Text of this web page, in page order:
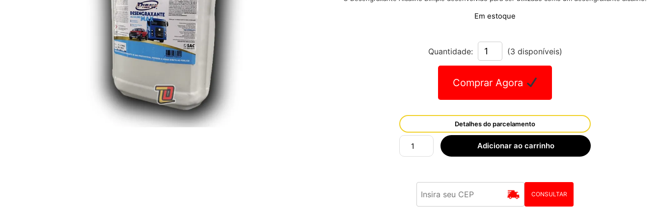
Em estoque
Quantidade: (3 disponíveis)
Comprar Agora
Detalhes do parcelamento
Adicionar ao carrinho
CONSULTAR